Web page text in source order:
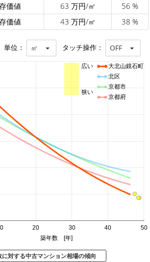
価値
63 万円/㎡
56 %
価値
43 万円/㎡ 38 %
単位： ㎡ タッチ操作： OFF
20 30 40 50
築年数 [年]
大北山鏡石町
北区
京都市
京都府
広い
狭い
に対する中古マンション相場の傾向